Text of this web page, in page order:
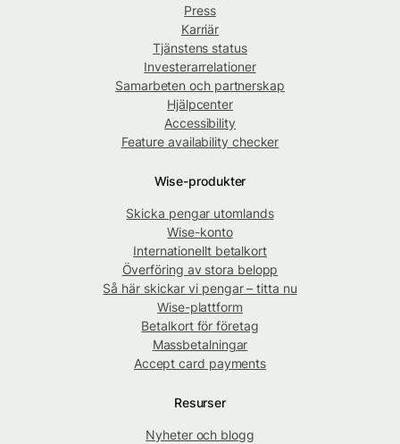
Press
Karriär
Tjänstens status
Investerarrelationer
Samarbeten och partnerskap
Hjälpcenter
Accessibility
Feature availability checker
Wise-produkter
Skicka pengar utomlands
Wise-konto
Internationellt betalkort
Överföring av stora belopp
Så här skickar vi pengar – titta nu
Wise-plattform
Betalkort för företag
Massbetalningar
Accept card payments
Resurser
Nyheter och blogg